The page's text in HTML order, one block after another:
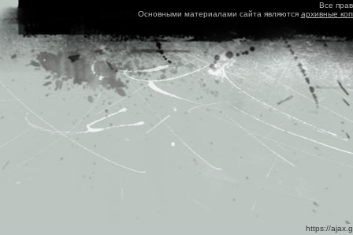
Все
Основными материалами сайта являются архивные
https://